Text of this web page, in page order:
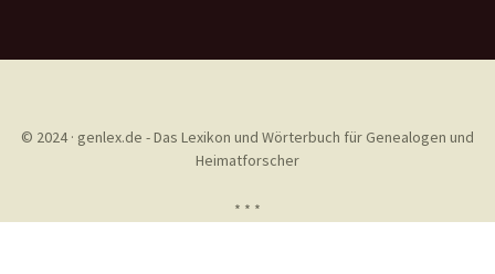
© 2024 · genlex.de - Das Lexikon und Wörterbuch für Genealogen und
Heimatforscher
* * *